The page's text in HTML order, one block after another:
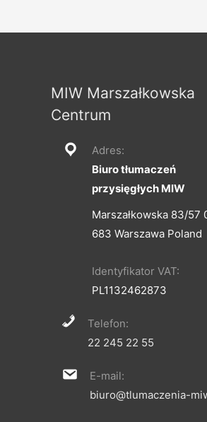
MIW Marszałkowska
Centrum
Adres:
Biuro tłumaczeń
przysięgłych MIW
Marszałkowska 83/57
683 Warszawa Poland
Identyfikator VAT:
PL1132462873
Telefon:
22 245 22 55
E-mail:
biuro@tlumaczenia-